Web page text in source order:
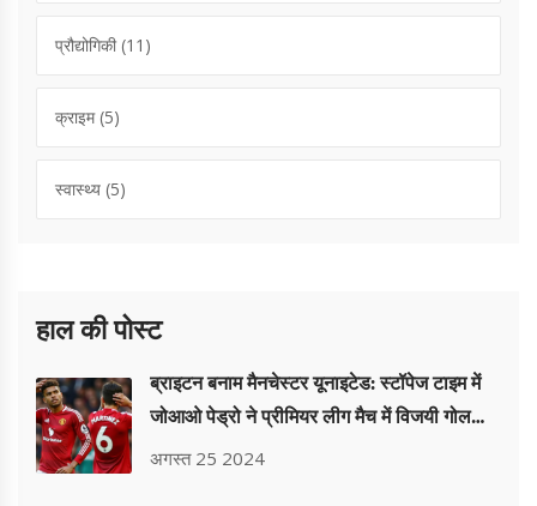
प्रौद्योगिकी(11)
क्राइम(5)
स्वास्थ्य (5)
हाल की पोस्ट
ब्राइटन बनाम मैनचेस्टर यूनाइटेड: स्टॉपेज टाइम में
जोआओ पेड्रो ने प्रीमियर लीग मैच में विजयी गोल
किया
अगस्त 25 2024